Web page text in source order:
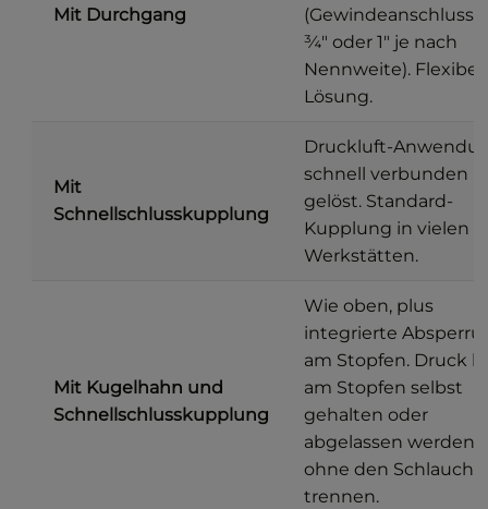
Mit Durchgang
(Gewindeanschluss
¾″ oder 1″ je nach
Nennweite).
Lösung.
Mit
Schnellschlusskupplung
Druckluft-
schnell verbunden
gelöst. Standard-
Kupplung in vielen
Werkstätten.
Mit Kugelhahn und
Schnellschlusskupplung
Wie oben, plus
integrierte
am Stopfen. Druck
am Stopfen selbst
gehalten oder
abgelassen werden,
ohne den Schlauch
trennen.